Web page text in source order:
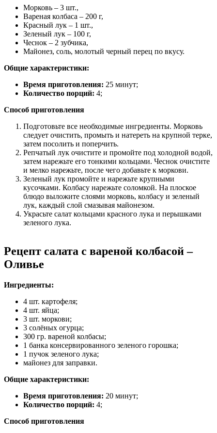
Морковь – 3 шт.,
Вареная колбаса – 200 г,
Красный лук – 1 шт.,
Зеленый лук – 100 г,
Чеснок – 2 зубчика,
Майонез, соль, молотый черный перец по вкусу.
Общие характеристики:
Время приготовления: 25 минут;
Количество порций: 4;
Способ приготовления
Подготовьте все необходимые ингредиенты. Морковь
следует очистить, промыть и натереть на крупной терке,
затем посолить и поперчить.
Репчатый лук очистите и промойте под холодной водой,
затем нарежьте его тонкими кольцами. Чеснок очистите
и мелко нарежьте, после чего добавьте к моркови.
Зеленый лук промойте и нарежьте крупными
кусочками. Колбасу нарежьте соломкой. На плоское
блюдо выложите слоями морковь, колбасу и зеленый
лук, каждый слой смазывая майонезом.
Украсьте салат кольцами красного лука и перышками
зеленого лука.
Рецепт салата с вареной колбасой –
Оливье
Ингредиенты:
4 шт. картофеля;
4 шт. яйца;
3 шт. моркови;
3 солёных огурца;
300 гр. вареной колбасы;
1 банка консервированного зеленого горошка;
1 пучок зеленого лука;
майонез для заправки.
Общие характеристики:
Время приготовления: 20 минут;
Количество порций: 4;
Способ приготовления